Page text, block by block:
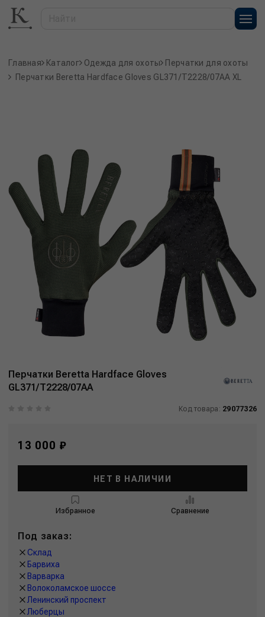
Главная Каталог Одежда для охоты Перчатки для охоты
Перчатки Beretta Hardface Gloves GL371/T2228/07AA XL
Перчатки Beretta Hardface Gloves
GL371/T2228/07AA
Код товара: 29077326
13 000 ₽
НЕТ В НАЛИЧИИ
Избранное Сравнение
Под заказ:
Склад
Барвиха
Варварка
Волоколамское шоссе
Ленинский проспект
Люберцы